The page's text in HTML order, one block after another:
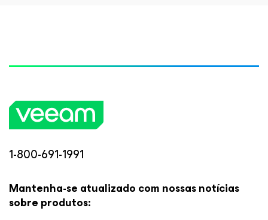
1-800-691-1991
Mantenha-se atualizado com nossas notícias
sobre produtos: